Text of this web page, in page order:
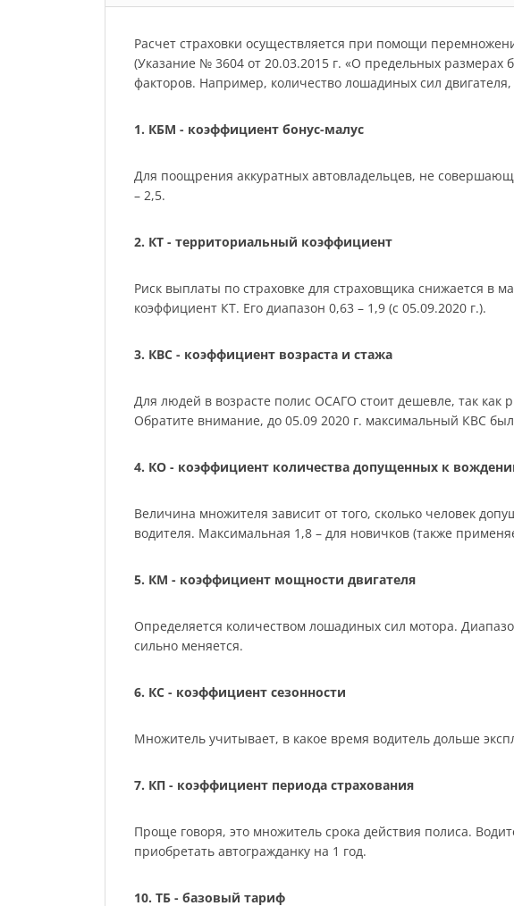
Расчет страховки осуществляется при помощи
(Указание № 3604 от 20.03.2015 г. «О предельных размерах
факторов. Например, количество лошадиных сил
1. КБМ - коэффициент бонус-малус
Для поощрения аккуратных автовладельцев, не
– 2,5.
2. КТ - территориальный коэффициент
Риск выплаты по страховке для страховщика снижается в
коэффициент КТ. Его диапазон 0,63 – 1,9 (с 05.09.2020 г.).
3. КВС - коэффициент возраста и стажа
Для людей в возрасте полис ОСАГО стоит дешевле, так как
Обратите внимание, до 05.09 2020 г. максимальный КВС
4. КО - коэффициент количества допущенных к
Величина множителя зависит от того, сколько человек
водителя. Максимальная 1,8 – для новичков (также
5. КМ - коэффициент мощности двигателя
Определяется количеством лошадиных сил мотора.
сильно меняется.
6. КС - коэффициент сезонности
Множитель учитывает, в какое время водитель дольше
7. КП - коэффициент периода страхования
Проще говоря, это множитель срока действия полиса.
приобретать автогражданку на 1 год.
10. ТБ - базовый тариф